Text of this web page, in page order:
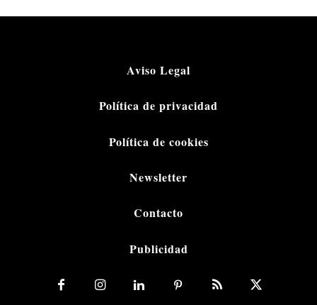
Aviso Legal
Política de privacidad
Política de cookies
Newsletter
Contacto
Publicidad